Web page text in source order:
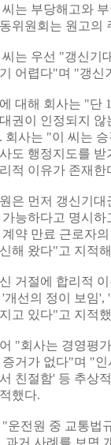
씨는 부당해고와
위원회는 원고의
씨는 우선 "갱신기
어렵다"며 "갱신
대해 회사는 "단
권이 인정되지
회사는 "이 씨는
도 행정지도를
적 이유가 존재한
은 먼저 갱신기
가능하다고 명시
계약 만료 근로자
해 왔다"고 지적
거절에 합리적
'개선의 정이 보임
고 있다"고 지적
"회사는 경영평
증거가 없다"며 "
친절함' 등 추상
했다.
"운전원 중 교통법
과거 사례를 보면